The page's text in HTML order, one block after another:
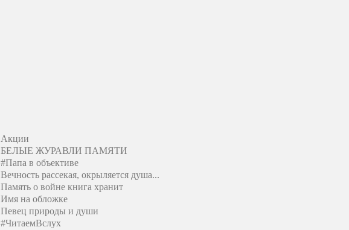
Акции
БЕЛЫЕ ЖУРАВЛИ ПАМЯТИ
#Папа в объективе
Вечность рассекая, окрыляется душа...
Память о войне книга хранит
Имя на обложке
Певец природы и души
#ЧитаемВслух